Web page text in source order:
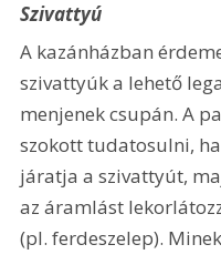
Szivattyú
A kazánházban
szivattyúk a lehető
menjenek csupán. A
szokott tudatosulni,
járatja a szivattyút,
az áramlást
(pl. ferdeszelep).